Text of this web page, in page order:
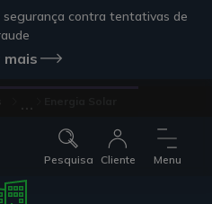
segurança contra tentativas de
mais
Pesquisa Cliente Menu